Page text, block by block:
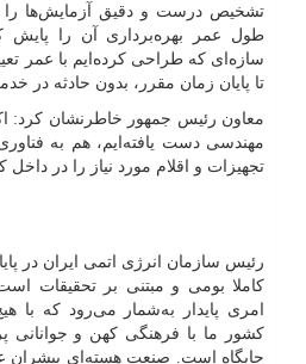
تشخیص درست و دقیق آزمایش‌ها را
طول عمر بهره‌برداری آن را پایش
سازه‌ای که طراحی کرده‌ایم با عمر
تا پایان زمان مقرر، بدون حادثه در
معاون رئیس جمهور خاطرنشان کرد:
مهندسی دست یافته‌ایم، هم به
تجهیزات و اقلام مورد نیاز را در
رئیس سازمان انرژی اتمی ایران در
کاملا بومی و مبتنی بر تحقیقات
امری پایدار به‌شمار می‌رود که با
کشور ما با فرهنگی کهن و جوانانی
جایگاه است. صنعت هسته‌ای پیشران